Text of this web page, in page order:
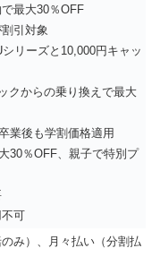
最大30％OFF
引対象
リーズと10,000円キャッ
クからの乗り換えで最大
業後も学割価格適用
30％OFF、親子で特別プ
可
み）、月々払い（分割払